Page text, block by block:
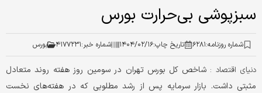
سبزپوشی بی‌حرارت بورس
شماره روزنامه:۶۲۸۱ تاریخ چاپ:۱۴۰۴/۰۲/۱۶ شماره خبر:۴۱۷۷۲۳۱ بورس
دنیای اقتصاد :شاخص کل بورس تهران در سومین روز هفته روند متعادل
مثبتی داشت. بازار سرمایه پس از رشد مطلوبی که در هفته‌های نخست